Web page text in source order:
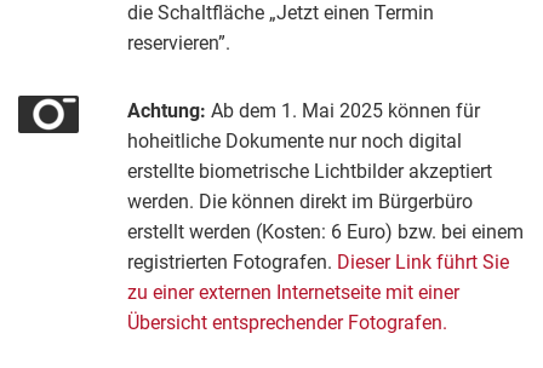
die Schaltfläche „Jetzt einen Termin
reservieren”.
Achtung: Ab dem 1. Mai 2025 können für
hoheitliche Dokumente nur noch digital
erstellte biometrische Lichtbilder akzeptiert
werden. Die können direkt im Bürgerbüro
erstellt werden (Kosten: 6 Euro) bzw. bei einem
registrierten Fotografen. Dieser Link führt Sie
zu einer externen Internetseite mit einer
Übersicht entsprechender Fotografen.